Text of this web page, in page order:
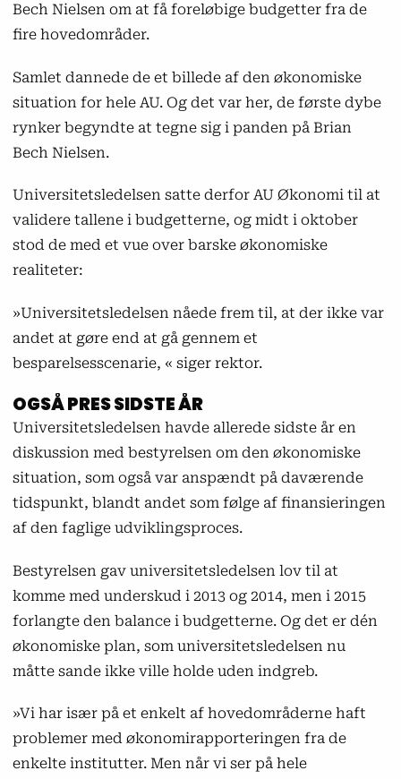
Bech Nielsen om at få foreløbige budgetter fra de
fire hovedområder.
Samlet dannede de et billede af den økonomiske
situation for hele AU. Og det var her, de første dybe
rynker begyndte at tegne sig i panden på Brian
Bech Nielsen.
Universitetsledelsen satte derfor AU Økonomi til at
validere tallene i budgetterne, og midt i oktober
stod de med et vue over barske økonomiske
realiteter:
»Universitetsledelsen nåede frem til, at der ikke var
andet at gøre end at gå gennem et
besparelsesscenarie, « siger rektor.
OGSÅ PRES SIDSTE ÅR
Universitetsledelsen havde allerede sidste år en
diskussion med bestyrelsen om den økonomiske
situation, som også var anspændt på daværende
tidspunkt, blandt andet som følge af finansieringen
af den faglige udviklingsproces.
Bestyrelsen gav universitetsledelsen lov til at
komme med underskud i 2013 og 2014, men i 2015
forlangte den balance i budgetterne. Og det er dén
økonomiske plan, som universitetsledelsen nu
måtte sande ikke ville holde uden indgreb.
»Vi har især på et enkelt af hovedområderne haft
problemer med økonomirapporteringen fra de
enkelte institutter. Men når vi ser på hele